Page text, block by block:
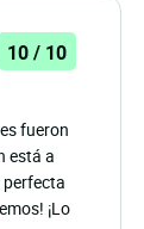
10 / 10
fueron
está a
¡Lo